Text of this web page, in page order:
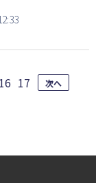
16 17 次へ